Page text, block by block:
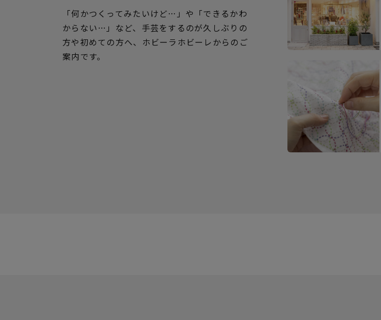
「何かつくってみたいけど…」や「できるかわ
からない…」など、手芸をするのが久しぶりの
方や初めての方へ、ホビーラホビーレからのご
案内です。